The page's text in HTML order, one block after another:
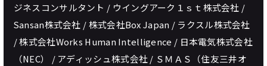
ジネスコンサルタント / ウイングアーク１ｓｔ株式会社 /
Sansan株式会社 / 株式会社Box Japan / ラクスル株式会社
/ 株式会社Works Human Intelligence / 日本電気株式会社
（NEC） / アディッシュ株式会社 / ＳＭＡＳ（住友三井オ